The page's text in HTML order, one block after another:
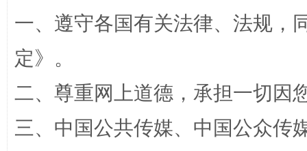
招工难、用工荒背后
一、遵守各国有关法律、法规，
定》。
二、尊重网上道德，承担一切因
三、中国公共传媒、中国公众传